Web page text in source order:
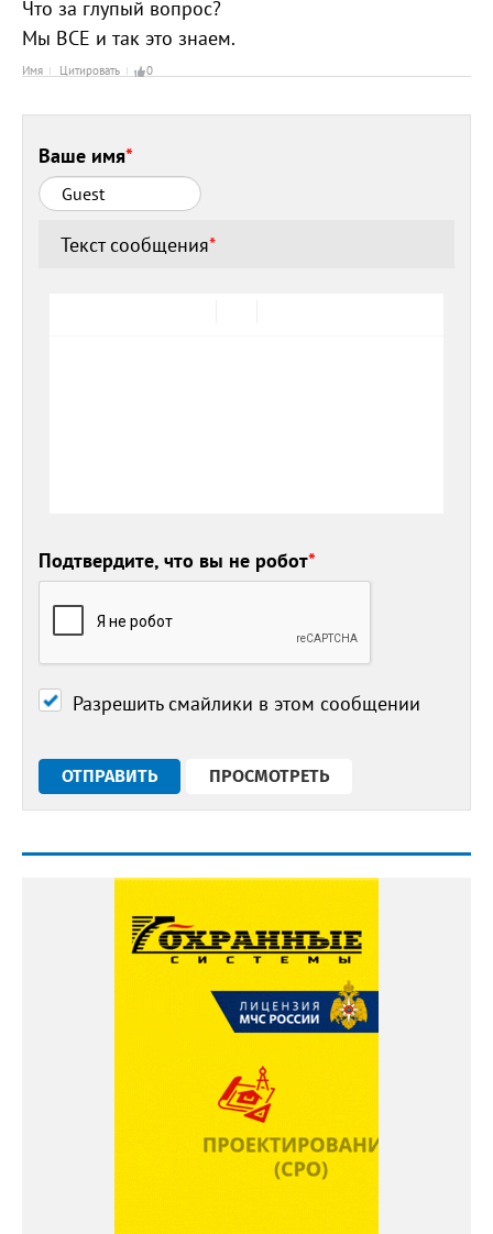
Что за глупый вопрос?
Мы ВСЕ и так это знаем.
Имя Цитировать 0
Ваше имя*
Текст сообщения*
Подтвердите, что вы не робот*
Разрешить смайлики в этом сообщении